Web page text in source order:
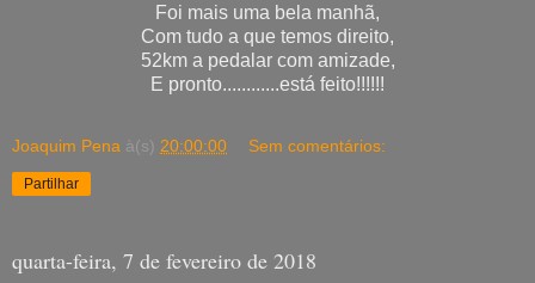
Foi mais uma bela manhã,
Com tudo a que temos direito,
52km a pedalar com amizade,
E pronto............está feito!!!!!!
Joaquim Pena à(s) 20:00:00 Sem comentários:
Partilhar
quarta-feira, 7 de fevereiro de 2018